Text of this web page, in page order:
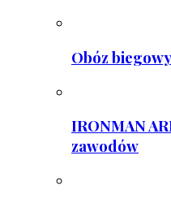
Obóz
IRONMAN
zawodów